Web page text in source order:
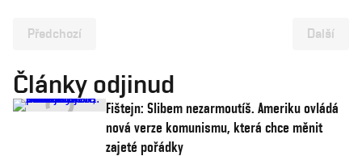
Předchozí Další
Články odjinud
Fištejn: Slibem nezarmoutíš. Ameriku ovládá
nová verze komunismu, která chce měnit
zajeté pořádky